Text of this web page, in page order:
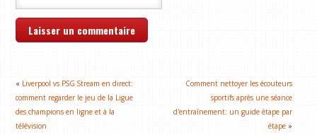
« Liverpool vs PSG Stream en direct:
comment regarder le jeu de la Ligue
des champions en ligne et à la
télévision
Comment nettoyer les écouteurs
sportifs après une séance
d'entraînement: un guide étape par
étape »